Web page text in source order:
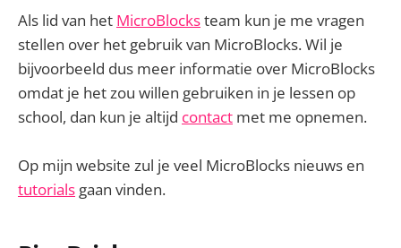
Als lid van het MicroBlocksteam kun je me vragen
stellen over het gebruik van MicroBlocks. Wil je
bijvoorbeeld dus meer informatie over MicroBlocks
omdat je het zou willen gebruiken in je lessen op
school, dan kun je altijd contact met me opnemen.
Op mijn website zul je veel MicroBlocks nieuws en
tutorials gaan vinden.